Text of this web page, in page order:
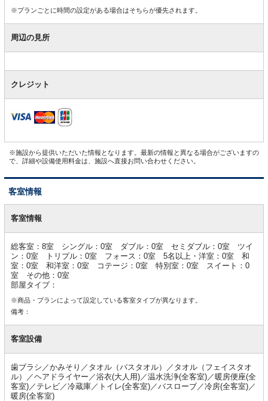
※プランごとに時間の設定がある場合はそちらが優先されます。
周辺の見所
クレジット
※施設から提供いただいた情報となります。最新の情報と異なる場合がございますの
で、詳細や設備使用料金は、施設へ直接お問い合わせください。
客室情報
室客室情報
総客室：8室 シングル：0室 ダブル：0室 セミダブル：0室 ツイ
ン：0室 トリプル：0室 フォース：0室 5名以上・洋室：0室 和
室：0室 和洋室：0室 コテージ：0室 特別室：0室 スイート：0
室 その他：0室
部屋タイプ：
※商品・プランによって設定している客室タイプが異なります。
備考：
客室設備
歯ブラシ／かみそり／タオル（バスタオル）／タオル（フェイスタオ
ル）／ヘアドライヤー／浴衣(大人用)／温水洗浄(全客室)／暖房便座(全
客室)／テレビ／冷蔵庫／トイレ(全客室)／バスローブ／冷房(全客室)／
暖房(全客室)